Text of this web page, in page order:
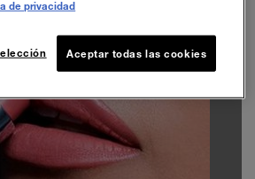
de privacidad
Aceptar todas las cookies